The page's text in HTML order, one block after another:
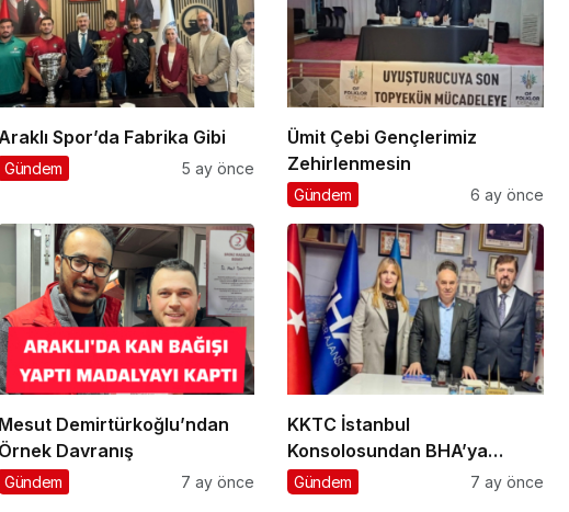
Araklı Spor’da Fabrika Gibi
Gündem 5 ay önce
Ümit Çebi Gençlerimiz
Zehirlenmesin
Gündem 6 ay önce
Mesut Demirtürkoğlu’ndan
Örnek Davranış
Gündem 7 ay önce
KKTC İstanbul
Konsolosundan BHA’ya
Ziyaret
Gündem 7 ay önce